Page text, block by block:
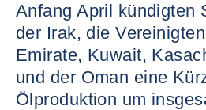
Anfang April kündigten
der Irak, die
Emirate, Kuwait,
und der Oman eine
Ölproduktion um